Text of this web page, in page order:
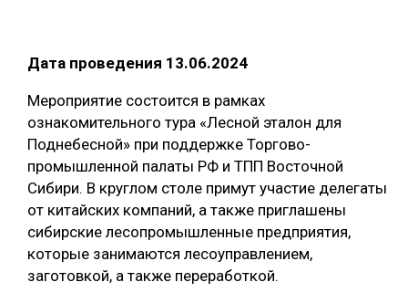
СУШКА ДРЕВЕСИНЫ
МЕБЕЛЬНОЕ ПРОИЗВОДСТВО
Дата проведения 13.06.2024
Мероприятие состоится в рамках
ознакомительного тура «Лесной эталон для
Поднебесной» при поддержке Торгово-
промышленной палаты РФ и ТПП Восточной
Сибири. В круглом столе примут участие делегаты
от китайских компаний, а также приглашены
сибирские лесопромышленные предприятия,
которые занимаются лесоуправлением,
заготовкой, а также переработкой.